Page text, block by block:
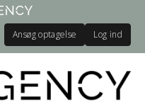
Ansøg optagelse Log ind